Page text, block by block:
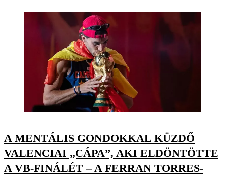
A MENTÁLIS GONDOKKAL KÜZDŐ
VALENCIAI „CÁPA”, AKI ELDÖNTÖTTE
A VB-FINÁLÉT – A FERRAN TORRES-